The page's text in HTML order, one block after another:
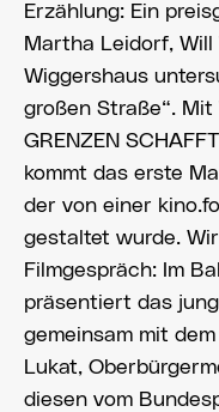
Erzählung: Ein
Martha Leidorf, Will
Wiggershaus
großen Straße“. Mit
GRENZEN
kommt das erste
der von einer
gestaltet wurde.
Filmgespräch: Im
präsentiert das
gemeinsam mit
Lukat,
diesen vom